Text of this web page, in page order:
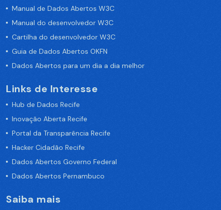
Manual de Dados Abertos W3C
Manual do desenvolvedor W3C
Cartilha do desenvolvedor W3C
Guia de Dados Abertos OKFN
Dados Abertos para um dia a dia melhor
Links de Interesse
Hub de Dados Recife
Inovação Aberta Recife
Portal da Transparência Recife
Hacker Cidadão Recife
Dados Abertos Governo Federal
Dados Abertos Pernambuco
Saiba mais